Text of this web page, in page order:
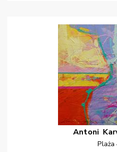
Antoni
Plaża